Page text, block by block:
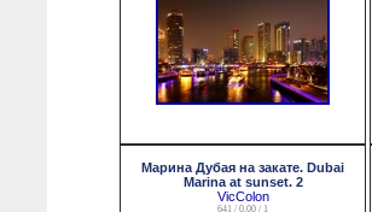
Марина Дубая на закате. Dubai
Marina at sunset. 2
VicColon
641 / 0.00 / 1